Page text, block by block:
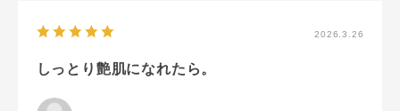
2026.3.26
しっとり艶肌になれたら。